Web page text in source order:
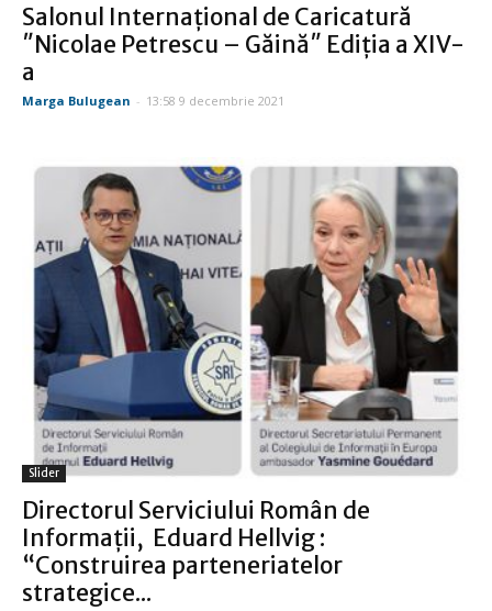
Salonul Internațional de Caricatură
ʺNicolae Petrescu – Găinăʺ Ediția a XIV-
a
Marga Bulugean - 13:58 9 decembrie 2021
Slider
Directorul Serviciului Român de
Informații, Eduard Hellvig :
“Construirea parteneriatelor
strategice...